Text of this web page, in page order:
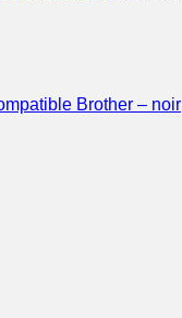
Brother – noir